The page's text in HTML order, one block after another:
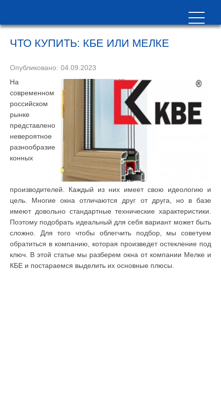
ЧТО КУПИТЬ: КБЕ ИЛИ МЕЛКЕ
Опубликовано: 04.09.2023
На
современном
российском
рынке
представлено
невероятное
разнообразие
конных
производителей. Каждый из них имеет свою идеологию и
цель. Многие окна отличаются друг от друга, но в базе
имеют довольно стандартные технические характеристики.
Поэтому подобрать идеальный для себя вариант может быть
сложно. Для того чтобы облегчить подбор, мы советуем
обратиться в компанию, которая произведет остекление под
ключ. В этой статье мы разберем окна от компании Мелке и
КБЕ и постараемся выделить их основные плюсы.